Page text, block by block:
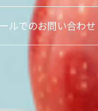
ルでのお問い合わせ